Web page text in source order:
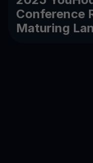
Conference
Maturing